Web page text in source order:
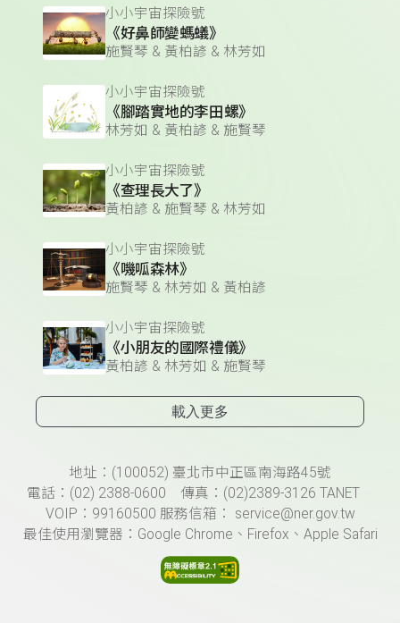
小小宇宙探險號
《好鼻師變螞蟻》
施賢琴 & 黃柏諺 & 林芳如
小小宇宙探險號
《腳踏實地的李田螺》
林芳如 & 黃柏諺 & 施賢琴
小小宇宙探險號
《查理長大了》
黃柏諺 & 施賢琴 & 林芳如
小小宇宙探險號
《嘰呱森林》
施賢琴 & 林芳如 & 黃柏諺
小小宇宙探險號
《小朋友的國際禮儀》
黃柏諺 & 林芳如 & 施賢琴
載入更多
頁尾資訊地址：(100052) 臺北市中正區南海路45號
電話：(02) 2388-0600 傳真：(02)2389-3126 TANET
VOIP：99160500 服務信箱： service@ner.gov.tw
最佳使用瀏覽器：Google Chrome、Firefox、Apple Safari